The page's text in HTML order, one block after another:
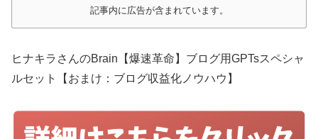
記事内に広告が含まれています。
ヒナキラさんのBrain【爆速革命】ブログ用GPTsスペシャ
ルセット【おまけ：ブログ収益化ノウハウ】